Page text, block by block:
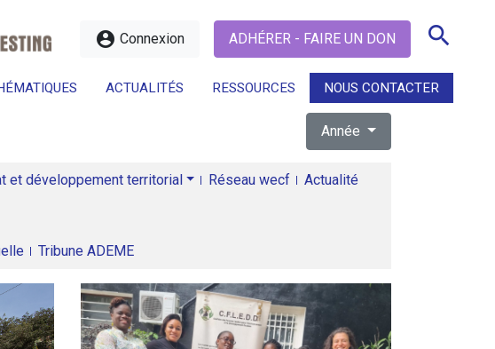
account_circle Connexion ADHÉRER - FAIRE UN DON search
ACTUALITÉS RESSOURCES NOUS CONTACTER
search
Année
et développement territorial Réseau wecf Actualité
Tribune ADEME